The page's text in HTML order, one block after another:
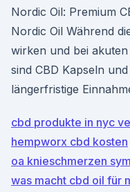
Nordic Oil: Premium
Nordic Oil Während
wirken und bei
sind CBD Kapseln
längerfristige
cbd produkte in nyc
hempworx cbd kosten
oa knieschmerzen
was macht cbd oil für